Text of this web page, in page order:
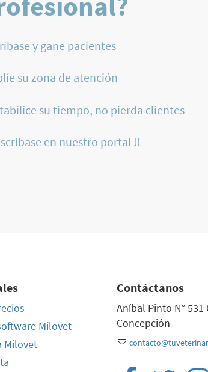
y gane pacientes
su zona de atención
su tiempo, no pierda clientes
en nuestro portal !!
Milovet
Milovet
Contáctanos
Aníbal Pinto N° 531
Concepción